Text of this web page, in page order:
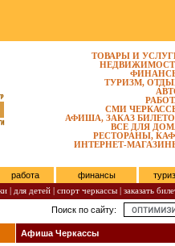
ТОВАРЫ И
ТУРИЗМ,
СМИ
АФИША, ЗАКАЗ
ВСЕ ДЛЯ
РЕСТОРАНЫ,
ИНТЕРНЕТ-
работа финансы
| для детей | спорт черкассы | заказать
Поиск по сайту:
Афиша Черкассы